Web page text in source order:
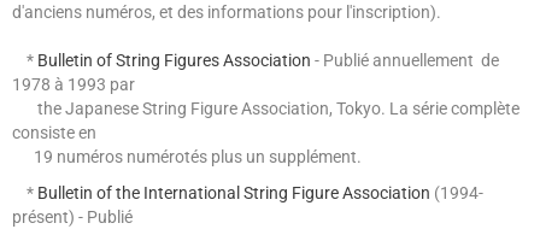
d'anciens numéros, et des informations pour l'inscription).
* Bulletin of String Figures Association - Publié annuellement de
1978 à 1993 par
the Japanese String Figure Association, Tokyo. La série complète
consiste en
19 numéros numérotés plus un supplément.
* Bulletin of the International String Figure Association (1994-
présent) - Publié